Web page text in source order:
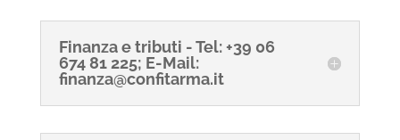
Finanza e tributi - Tel: +39 06
674 81 225; E-Mail:
finanza@confitarma.it